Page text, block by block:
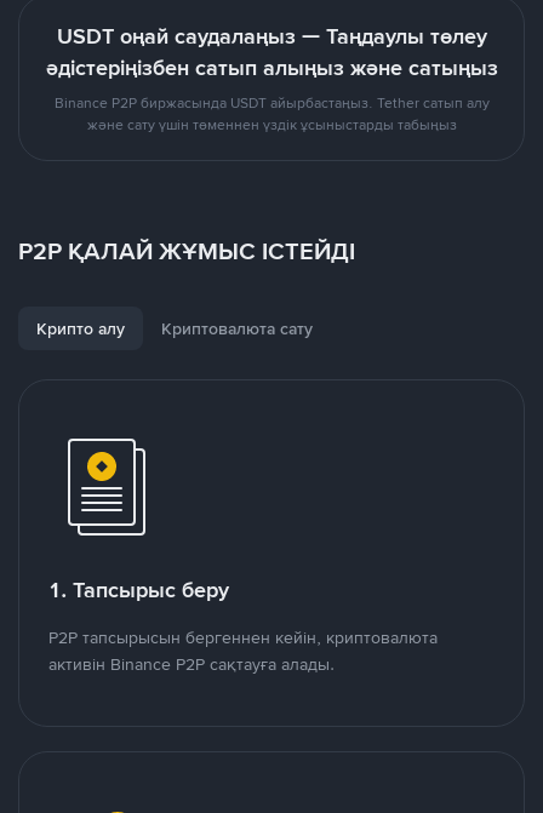
USDT оңай саудалаңыз — Таңдаулы төлеу
әдістеріңізбен сатып алыңыз және сатыңыз
Binance P2P биржасында USDT айырбастаңыз. Tether сатып алу
және сату үшін төменнен үздік ұсыныстарды табыңыз
P2P ҚАЛАЙ ЖҰМЫС ІСТЕЙДІ
Крипто алу Криптовалюта сату
1. Тапсырыс беру
P2P тапсырысын бергеннен кейін, криптовалюта
активін Binance P2P сақтауға алады.